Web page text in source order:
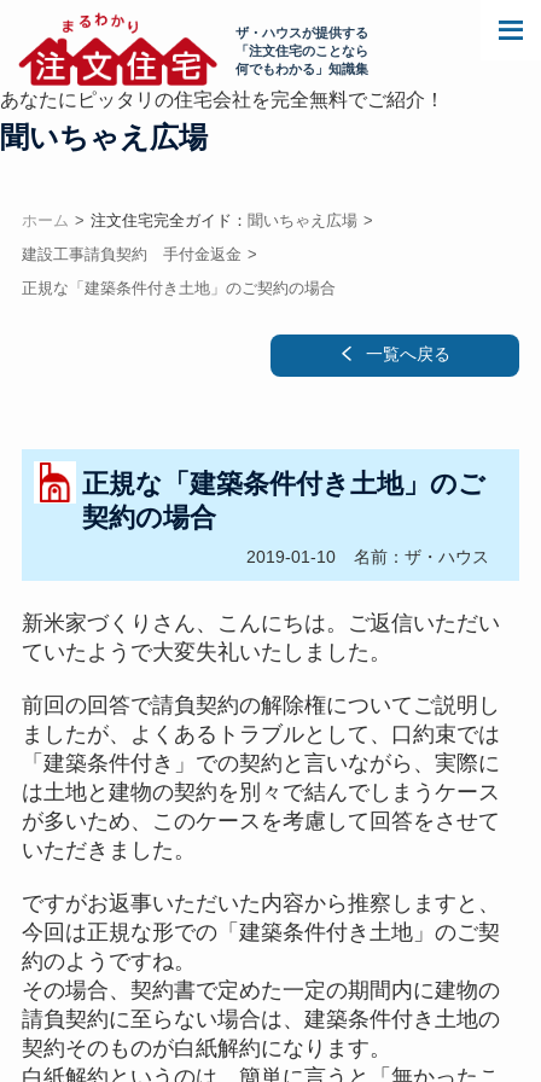
ザ・ハウスが提供する
「注文住宅のことなら
何でもわかる」知識集
あなたにピッタリの住宅会社を完全無料でご紹介！
聞いちゃえ広場
ホーム 注文住宅完全ガイド： 聞いちゃえ広場
建設工事請負契約 手付金返金
正規な「建築条件付き土地」のご契約の場合
一覧へ戻る
正規な「建築条件付き土地」のご
契約の場合
2019-01-10 名前：ザ・ハウス
新米家づくりさん、こんにちは。ご返信いただい
ていたようで大変失礼いたしました。
前回の回答で請負契約の解除権についてご説明し
ましたが、よくあるトラブルとして、口約束では
「建築条件付き」での契約と言いながら、実際に
は土地と建物の契約を別々で結んでしまうケース
が多いため、このケースを考慮して回答をさせて
いただきました。
ですがお返事いただいた内容から推察しますと、
今回は正規な形での「建築条件付き土地」のご契
約のようですね。
その場合、契約書で定めた一定の期間内に建物の
請負契約に至らない場合は、建築条件付き土地の
契約そのものが白紙解約になります。
白紙解約というのは、簡単に言うと「無かったこ